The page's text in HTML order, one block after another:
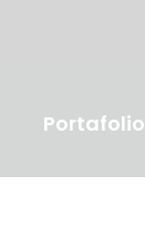
Portafolio